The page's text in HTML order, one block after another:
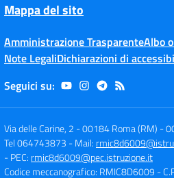
Mappa del sito
Amministrazione TrasparenteAlbo
Note LegaliDichiarazioni di
Seguici su:
Via delle Carine, 2 - 00184 Roma (RM) -
Tel 064743873 - Mail:
- PEC: rmic8d6009@pec.istruzione.it
Codice meccanografico: RMIC8D6009 -